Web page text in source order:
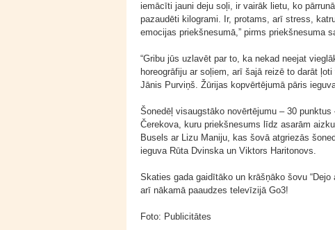
iemācīti jauni deju soļi, ir vairāk lietu, ko
pazaudēti kilogrami. Ir, protams, arī stress,
emocijas priekšnesumā,” pirms priekšnesuma
“Gribu jūs uzlavēt par to, ka nekad neejat
horeogrāfiju ar soļiem, arī šajā reizē to darāt
Jānis Purviņš. Žūrijas kopvērtējumā pāris
Šonedēļ visaugstāko novērtējumu – 30
Čerekova, kuru priekšnesums līdz asarām
Busels ar Lizu Maniju, kas šovā atgriezās
ieguva Rūta Dvinska un Viktors Haritonovs.
Skaties gada gaidītāko un krāšņāko šovu
arī nākamā paaudzes televīzijā Go3!
Foto: Publicitātes